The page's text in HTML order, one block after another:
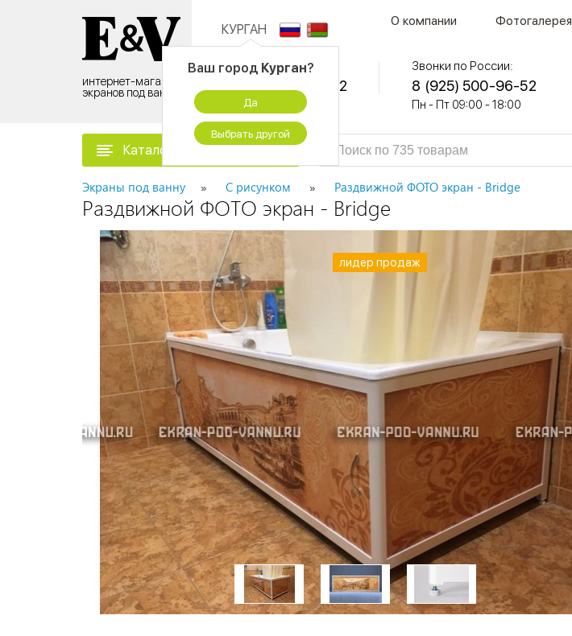
интернет-магазин
экранов под ванну
КУРГАН
Ваш город Курган?
Да
Выбрать другой
О компании Фотогалерея
Контактный центр:
8 (495) 500-96-52
временно не работаем
Звонки по России:
8 (925) 500-96-52
Пн - Пт 09:00 - 18:00
Каталог товаров
Экраны под ванну С рисунком Раздвижной ФОТО экран - Bridge
Раздвижной ФОТО экран - Bridge
лидер продаж
лидер продаж
лидер продаж